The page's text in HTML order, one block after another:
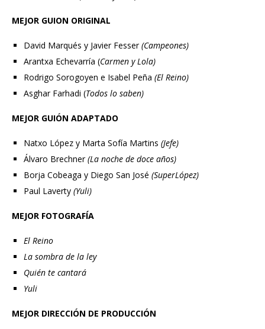
MEJOR GUION ORIGINAL
David Marqués y Javier Fesser(Campeones)
Arantxa Echevarría (Carmen y Lola)
Rodrigo Sorogoyen e Isabel Peña (El Reino)
Asghar Farhadi (Todos lo saben)
MEJOR GUIÓN ADAPTADO
Natxo López y Marta Sofía Martins (Jefe)
Álvaro Brechner(La noche de doce años)
Borja Cobeaga y Diego San José (SuperLópez)
Paul Laverty (Yuli)
MEJOR FOTOGRAFÍA
El Reino
La sombra de la ley
Quién te cantará
Yuli
MEJOR DIRECCIÓN DE PRODUCCIÓN